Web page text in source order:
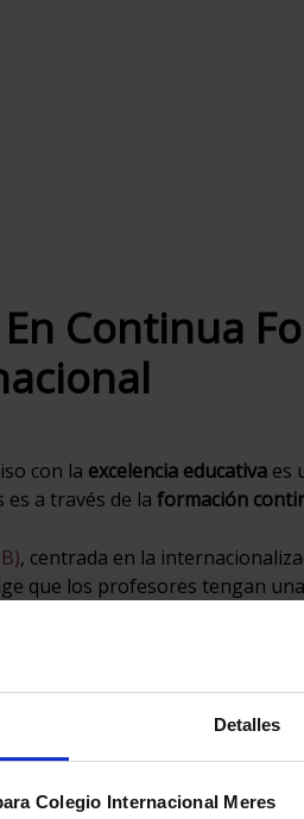
Detalles
Colegio Internacional Meres
Continua
con la excelencia educativa es
a través de la formación
, centrada en la
que los profesores tengan
basado en conceptos
abarcan un campo, sino
varias de las